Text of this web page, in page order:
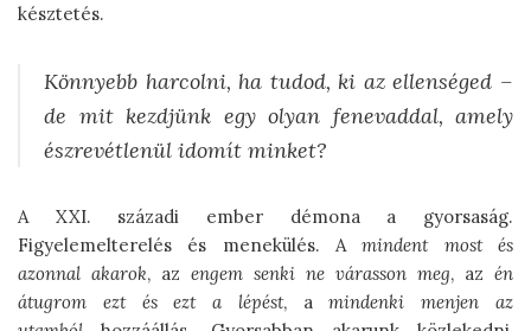
késztetés.
Könnyebb harcolni, ha tudod, ki az ellenséged –
de mit kezdjünk egy olyan fenevaddal, amely
észrevétlenül idomít minket?
A XXI. századi ember démona a gyorsaság.
Figyelemelterelés és menekülés. Amindent most és
azonnal akarok, az engem senki ne várasson meg, az én
átugrom ezt és ezt a lépést, amindenki menjen az